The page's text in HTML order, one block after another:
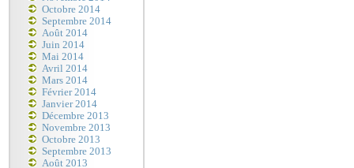
Octobre 2014
Septembre 2014
Août 2014
Juin 2014
Mai 2014
Avril 2014
Mars 2014
Février 2014
Janvier 2014
Décembre 2013
Novembre 2013
Octobre 2013
Septembre 2013
Août 2013